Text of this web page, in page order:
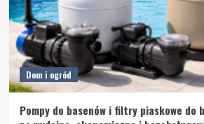
Dom i ogród
Pompy do basenów i filtry piaskowe do